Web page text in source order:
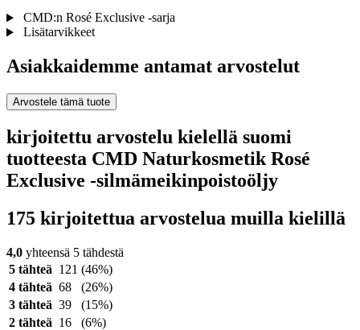
CMD:n Rosé Exclusive -sarja
Lisätarvikkeet
Asiakkaidemme antamat arvostelut
Arvostele tämä tuote
kirjoitettu arvostelu kielellä suomi
tuotteesta CMD Naturkosmetik Rosé
Exclusive -silmämeikinpoistoöljy
175 kirjoitettua arvostelua muilla kielillä
4,0 yhteensä 5 tähdestä
5 tähteä 121 (46%)
4 tähteä 68
(26%)
3 tähteä 39
(15%)
2 tähteä 16
(6%)